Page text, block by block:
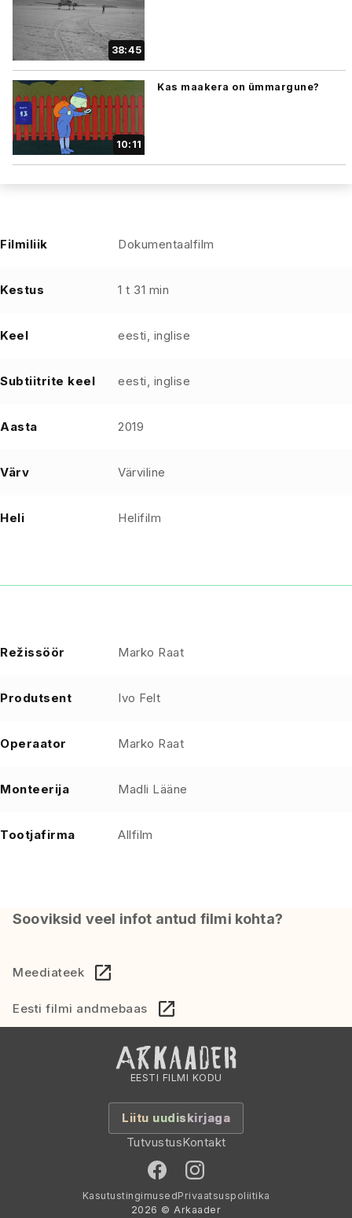
38:45
10:11
Kas maakera on ümmargune?
Filmiliik Dokumentaalfilm
Kestus 1 t 31 min
Keel eesti, inglise
Subtiitrite keel eesti, inglise
Aasta 2019
Värv Värviline
Heli Helifilm
Režissöör Marko Raat
Produtsent Ivo Felt
Operaator Marko Raat
Monteerija Madli Lääne
Tootjafirma Allfilm
Sooviksid veel infot antud filmi kohta?
Meediateek
Eesti filmi andmebaas
EESTI FILMI KODU
Liitu uudiskirjaga
TutvustusKontakt
KasutustingimusedPrivaatsuspoliitika
2026 © Arkaader